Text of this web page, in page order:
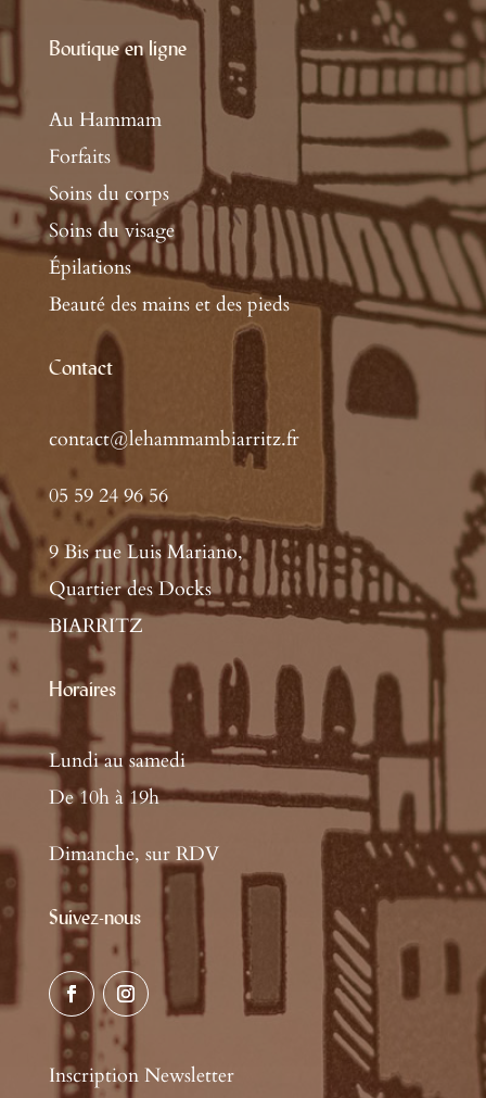
Boutique en ligne
Au Hammam
Forfaits
Soins du corps
Soins du visage
Épilations
Beauté des mains et des pieds
Contact
contact@lehammambiarritz.fr
05 59 24 96 56
9 Bis rue Luis Mariano,
Quartier des Docks
BIARRITZ
Horaires
Lundi au samedi
De 10h à 19h
Dimanche, sur RDV
Suivez-nous
Inscription Newsletter